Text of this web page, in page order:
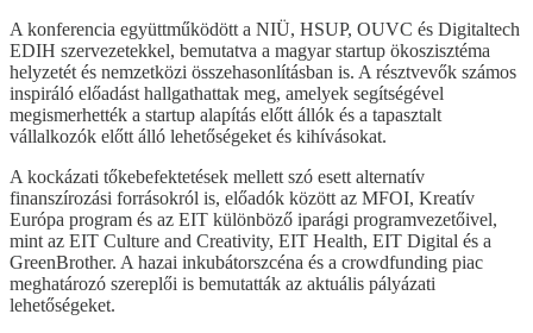
A konferencia együttműködött a NIÜ, HSUP, OUVC és Digitaltech
EDIH szervezetekkel, bemutatva a magyar startup ökoszisztéma
helyzetét és nemzetközi összehasonlításban is. A résztvevők számos
inspiráló előadást hallgathattak meg, amelyek segítségével
megismerhették a startup alapítás előtt állók és a tapasztalt
vállalkozók előtt álló lehetőségeket és kihívásokat.
A kockázati tőkebefektetések mellett szó esett alternatív
finanszírozási forrásokról is, előadók között az MFOI, Kreatív
Európa program és az EIT különböző iparági programvezetőivel,
mint az EIT Culture and Creativity, EIT Health, EIT Digital és a
GreenBrother. A hazai inkubátorszcéna és a crowdfunding piac
meghatározó szereplői is bemutatták az aktuális pályázati
lehetőségeket.